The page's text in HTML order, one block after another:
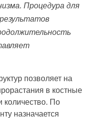
Процедура для
позволяет на
в костные
количество. По
назначается